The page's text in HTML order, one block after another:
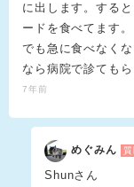
に出します。する
ードを食べてます。
でも急に食べなく
なら病院で診てもら
7年前
めぐみん
Shunさん